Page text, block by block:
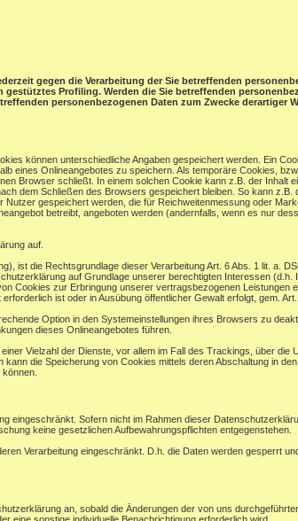
gegen die Verarbeitung der Sie betreffenden
Profiling. Werden die Sie betreffenden
personenbezogenen Daten zum Zwecke derartiger
können unterschiedliche Angaben gespeichert werden. Ein
Onlineangebotes zu speichern. Als temporäre Cookies,
Browser schließt. In einem solchen Cookie kann z.B. der Inhalt
dem Schließen des Browsers gespeichert bleiben. So kann z.B.
gespeichert werden, die für Reichweitenmessung oder
betreibt, angeboten werden (andernfalls, wenn es nur
auf.
ist die Rechtsgrundlage dieser Verarbeitung Art. 6 Abs. 1 lit. a.
auf Grundlage unserer berechtigten Interessen (d.h.
Cookies zur Erbringung unserer vertragsbezogenen Leistungen
ist oder in Ausübung öffentlicher Gewalt erfolgt, gem.
Option in den Systemeinstellungen ihres Browsers zu
dieses Onlineangebotes führen.
Vielzahl der Dienste, vor allem im Fall des Trackings, über die
kann die Speicherung von Cookies mittels deren Abschaltung in
eingeschränkt. Sofern nicht im Rahmen dieser
keine gesetzlichen Aufbewahrungspflichten entgegenstehen.
Verarbeitung eingeschränkt. D.h. die Daten werden gesperrt
an, sobald die Änderungen der von uns